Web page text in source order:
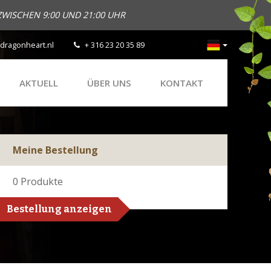
9:00 UND 21:00 UHR
+ 316 23 20 35 89
AKTUELL ÜBER UNS KONTAKT
Meine Bestellung
0 Produkte
Bestellung anzeigen